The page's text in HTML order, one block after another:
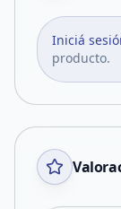
Iniciá
producto.